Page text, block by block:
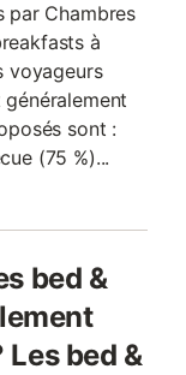
par Chambres
à
voyageurs
sont :
(75 %)...
bed &
Les bed &